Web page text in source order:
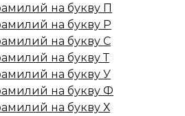
на букву П
на букву Р
на букву С
на букву Т
на букву У
на букву Ф
на букву Х